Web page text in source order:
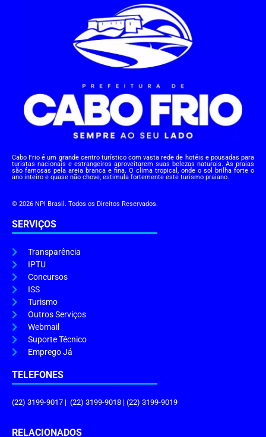
Cabo Frio é um grande centro turístico com vasta rede de hotéis e pousadas para
turistas nacionais e estrangeiros aproveitarem suas belezas naturais. As praias
são famosas pela areia branca e fina. O clima tropical, onde o sol brilha forte o
ano inteiro e quase não chove, estimula fortemente este turismo praiano.
© 2026 NPI Brasil. Todos os Direitos Reservados.
SERVIÇOS
Transparência
IPTU
Concursos
ISS
Turismo
Outros Serviços
Webmail
Suporte Técnico
Emprego Já
TELEFONES
(22) 3199-9017 | (22) 3199-9018 | (22) 3199-9019
RELACIONADOS